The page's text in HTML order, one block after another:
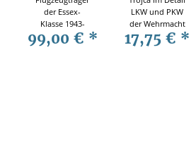
der Essex-
Klasse 1943-
1945. Technik
99,00 € *
LKW und PKW
der Wehrmacht
- Teil 1
17,75 € *